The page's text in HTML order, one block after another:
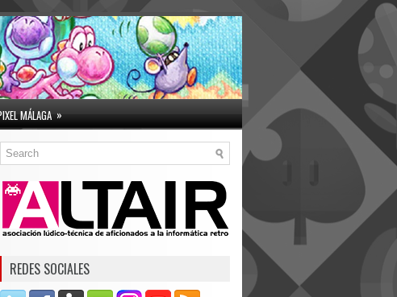
MÁLAGA »
REDES SOCIALES